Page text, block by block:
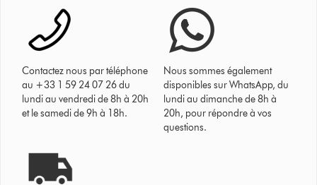
Contactez nous par téléphone
au +33 1 59 24 07 26 du
lundi au vendredi de 8h à 20h
et le samedi de 9h à 18h.
Nous sommes également
disponibles sur WhatsApp, du
lundi au dimanche de 8h à
20h, pour répondre à vos
questions.